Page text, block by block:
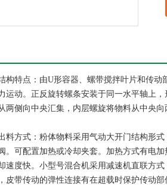
构特点：由U形容器、螺带搅拌叶片和传
运动。正反旋转螺条安装于同一水平轴上
两侧向中央汇集，内层螺旋将物料从中央
料方式：粉体物料采用气动大开门结构形
。可配置加热或冷却夹套。加热方式有电
速度快。小型号混合机采用减速机直联方
皮带传动的弹性连接有在超载时保护传动部